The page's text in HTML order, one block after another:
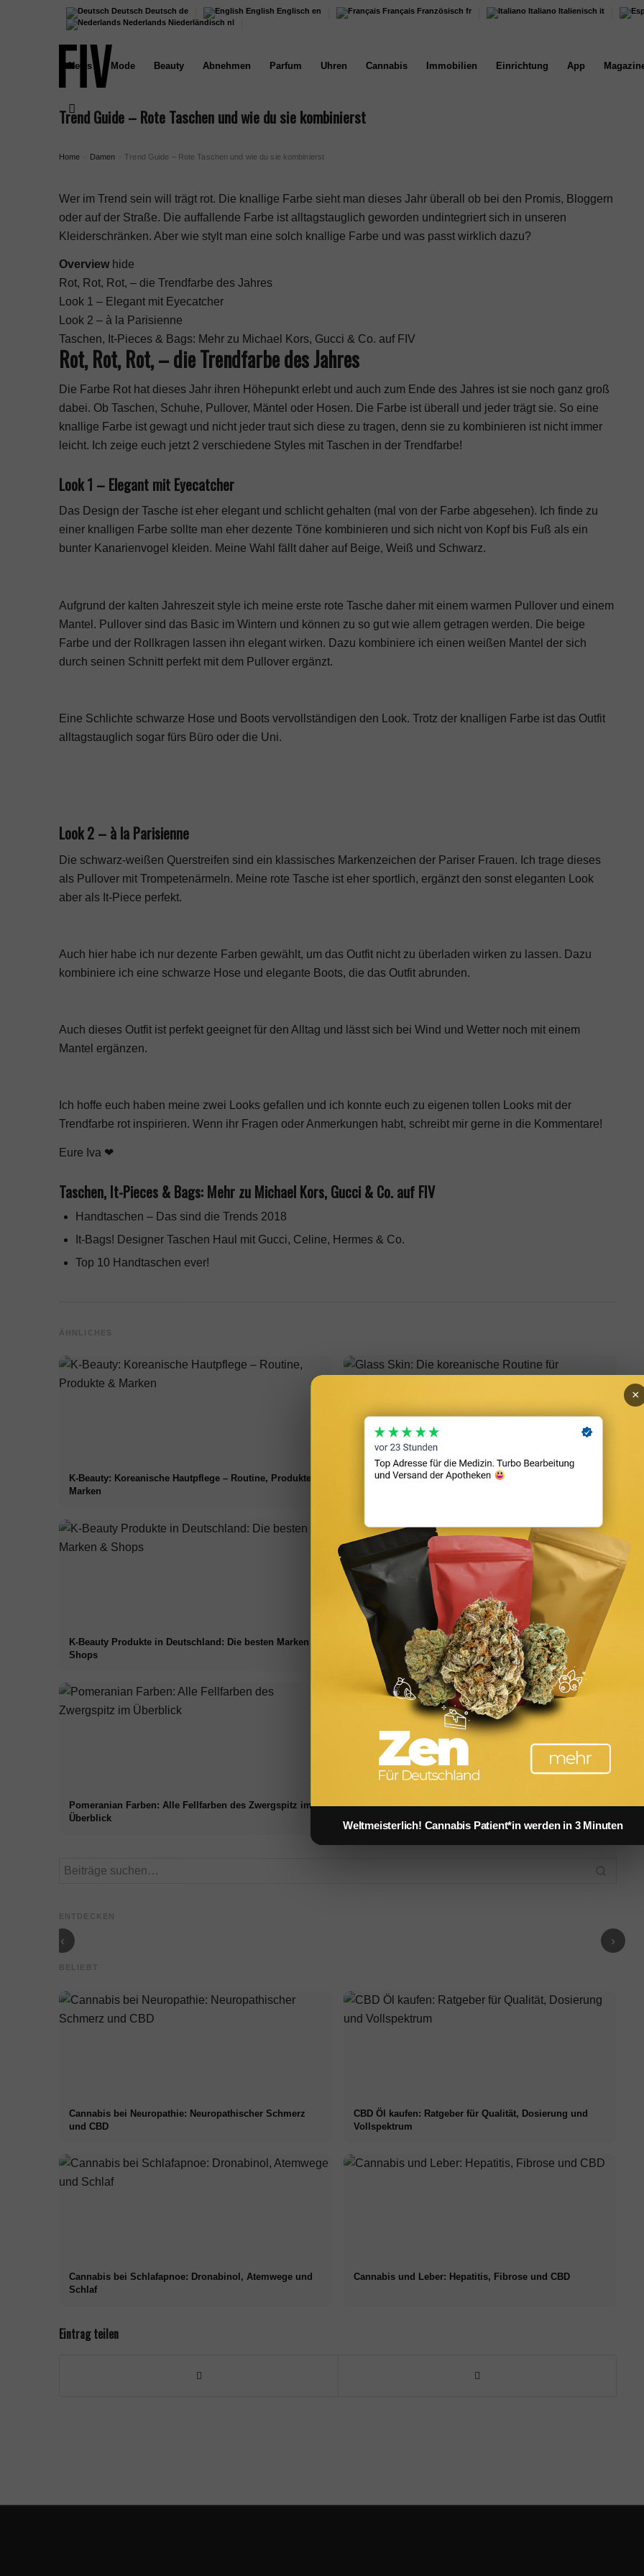
Deutsch Deutsch de English Englisch en Français Französisch fr Italiano Italienisch it
Nederlands Niederländisch nl
News Mode Beauty Abnehmen Parfum Uhren Cannabis Immobilien Einrichtung App
Trend Guide – Rote Taschen und wie du sie kombinierst
Home Damen Trend Guide – Rote Taschen und wie du sie kombinierst
Wer im Trend sein will trägt rot. Die knallige Farbe sieht man dieses Jahr überall ob bei den Promis, Bloggern
oder auf der Straße. Die auffallende Farbe ist alltagstauglich geworden undintegriert sich in unseren
Kleiderschränken. Aber wie stylt man eine solch knallige Farbe und was passt wirklich dazu?
Overview hide
Rot, Rot, Rot, – die Trendfarbe des Jahres
Look 1 – Elegant mit Eyecatcher
Look 2 – à la Parisienne
Taschen, It-Pieces & Bags: Mehr zu Michael Kors, Gucci & Co. auf FIV
Rot, Rot, Rot, – die Trendfarbe des Jahres
Die Farbe Rot hat dieses Jahr ihren Höhepunkt erlebt und auch zum Ende des Jahres ist sie noch ganz groß
dabei. Ob Taschen, Schuhe, Pullover, Mäntel oder Hosen. Die Farbe ist überall und jeder trägt sie. So eine
knallige Farbe ist gewagt und nicht jeder traut sich diese zu tragen, denn sie zu kombinieren ist nicht immer
leicht. Ich zeige euch jetzt 2 verschiedene Styles mit Taschen in der Trendfarbe!
Look 1 – Elegant mit Eyecatcher
Das Design der Tasche ist eher elegant und schlicht gehalten (mal von der Farbe abgesehen). Ich finde zu
einer knalligen Farbe sollte man eher dezente Töne kombinieren und sich nicht von Kopf bis Fuß als ein
bunter Kanarienvogel kleiden. Meine Wahl fällt daher auf Beige, Weiß und Schwarz.
Aufgrund der kalten Jahreszeit style ich meine erste rote Tasche daher mit einem warmen Pullover und einem
Mantel. Pullover sind das Basic im Wintern und können zu so gut wie allem getragen werden. Die beige
Farbe und der Rollkragen lassen ihn elegant wirken. Dazu kombiniere ich einen weißen Mantel der sich
durch seinen Schnitt perfekt mit dem Pullover ergänzt.
Eine Schlichte schwarze Hose und Boots vervollständigen den Look. Trotz der knalligen Farbe ist das Outfit
alltagstauglich sogar fürs Büro oder die Uni.
Look 2 – à la Parisienne
Die schwarz-weißen Querstreifen sind ein klassisches Markenzeichen der Pariser Frauen. Ich trage dieses
als Pullover mit Trompetenärmeln. Meine rote Tasche ist eher sportlich, ergänzt den sonst eleganten Look
aber als It-Piece perfekt.
Auch hier habe ich nur dezente Farben gewählt, um das Outfit nicht zu überladen wirken zu lassen. Dazu
kombiniere ich eine schwarze Hose und elegante Boots, die das Outfit abrunden.
Auch dieses Outfit ist perfekt geeignet für den Alltag und lässt sich bei Wind und Wetter noch mit einem
Mantel ergänzen.
Ich hoffe euch haben meine zwei Looks gefallen und ich konnte euch zu eigenen tollen Looks mit der
Trendfarbe rot inspirieren. Wenn ihr Fragen oder Anmerkungen habt, schreibt mir gerne in die Kommentare!
Eure Iva ❤
Taschen, It-Pieces & Bags: Mehr zu Michael Kors, Gucci & Co. auf FIV
Handtaschen – Das sind die Trends 2018
It-Bags! Designer Taschen Haul mit Gucci, Celine, Hermes & Co.
Top 10 Handtaschen ever!
ÄHNLICHES
K-Beauty: Koreanische Hautpflege – Routine, Produkte &
Marken
Glass Skin: Die koreanische Routine für strahlende,
K-Beauty Produkte in Deutschland: Die besten Marken &
Shops
Pomeranian kaufen: Preise, Züchter & Kosten im
Überblick
Pomeranian Farben: Alle Fellfarben des Zwergspitz im
Überblick
Pomeranian Erziehung: Tipps für Welpen und
ENTDECKEN
‹
Preise, Modelle &
›
BELIEBT
Cannabis bei Neuropathie: Neuropathischer Schmerz
und CBD
CBD Öl kaufen: Ratgeber für Qualität, Dosierung und
Vollspektrum
Cannabis bei Schlafapnoe: Dronabinol, Atemwege und
Schlaf
Cannabis und Leber: Hepatitis, Fibrose und CBD
Eintrag teilen
Weltmeisterlich! Cannabis Patient*in werden in 3 Minuten
×